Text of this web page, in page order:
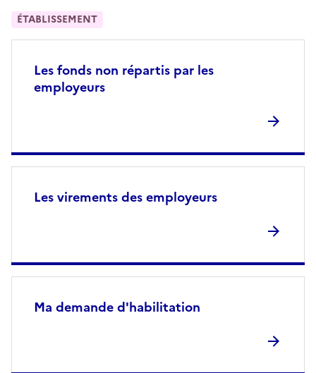
ÉTABLISSEMENT
Les fonds non répartis par les
employeurs
Les virements des employeurs
Ma demande d'habilitation